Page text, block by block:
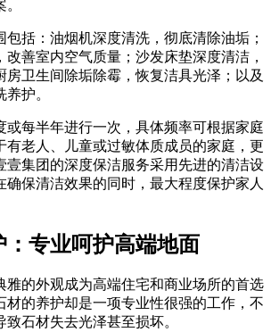
括：油烟机深度清洗，彻底清除油垢；
改善室内空气质量；沙发床垫深度清洁，
房卫生间除垢除霉，恢复洁具光泽；以及
护。
或每半年进行一次，具体频率可根据家庭
有老人、儿童或过敏体质成员的家庭，更
壹集团的深度保洁服务采用先进的清洁设
确保清洁效果的同时，最大程度保护家人
：专业呵护高端地面
雅的外观成为高端住宅和商业场所的首选
材的养护却是一项专业性很强的工作，不
石材失去光泽甚至损坏。